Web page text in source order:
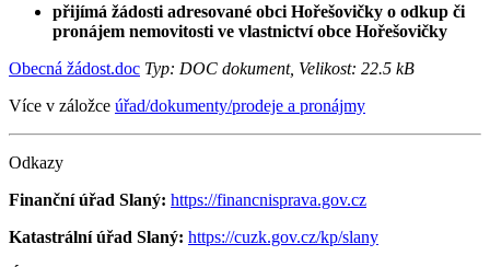
přijímá žádosti adresované obci Hořešovičky o odkup či
pronájem nemovitosti ve vlastnictví obce Hořešovičky
Obecná žádost.doc Typ: DOC dokument, Velikost: 22.5 kB
Více v záložce úřad/dokumenty/prodeje a pronájmy
Odkazy
Finanční úřad Slaný: https://financnisprava.gov.cz
Katastrální úřad Slaný: https://cuzk.gov.cz/kp/slany